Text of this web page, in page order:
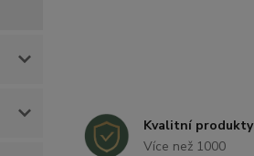
Kvalitní produkty
Více než 1000